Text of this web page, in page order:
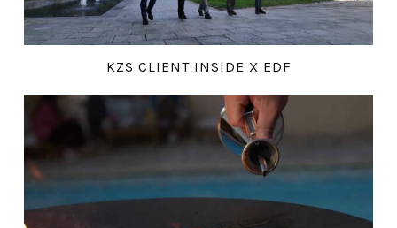
KZS CLIENT INSIDE X EDF